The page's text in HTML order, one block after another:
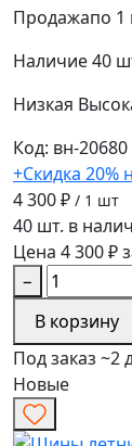
Продажапо 1
Наличие40
Низкая
Код: вн-20680
+Скидка
4 300 ₽ / 1 шт
40 шт. в
Цена 4 300 ₽
−
В корзину
Под заказ ~2
Новые